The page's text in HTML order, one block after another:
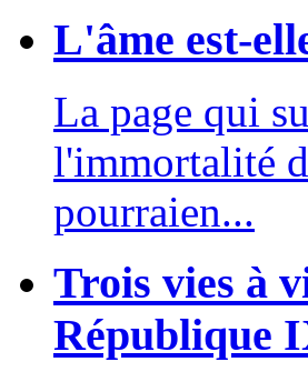
L'âme est-
La page qui
l'immortalité
pourraien...
Trois vies à
République